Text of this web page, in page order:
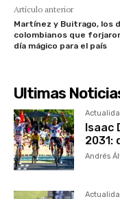
Artículo anterior
Martínez y Buitrago, los
colombianos que
día mágico para el país
Ultimas
Isaac
2031:
Andrés